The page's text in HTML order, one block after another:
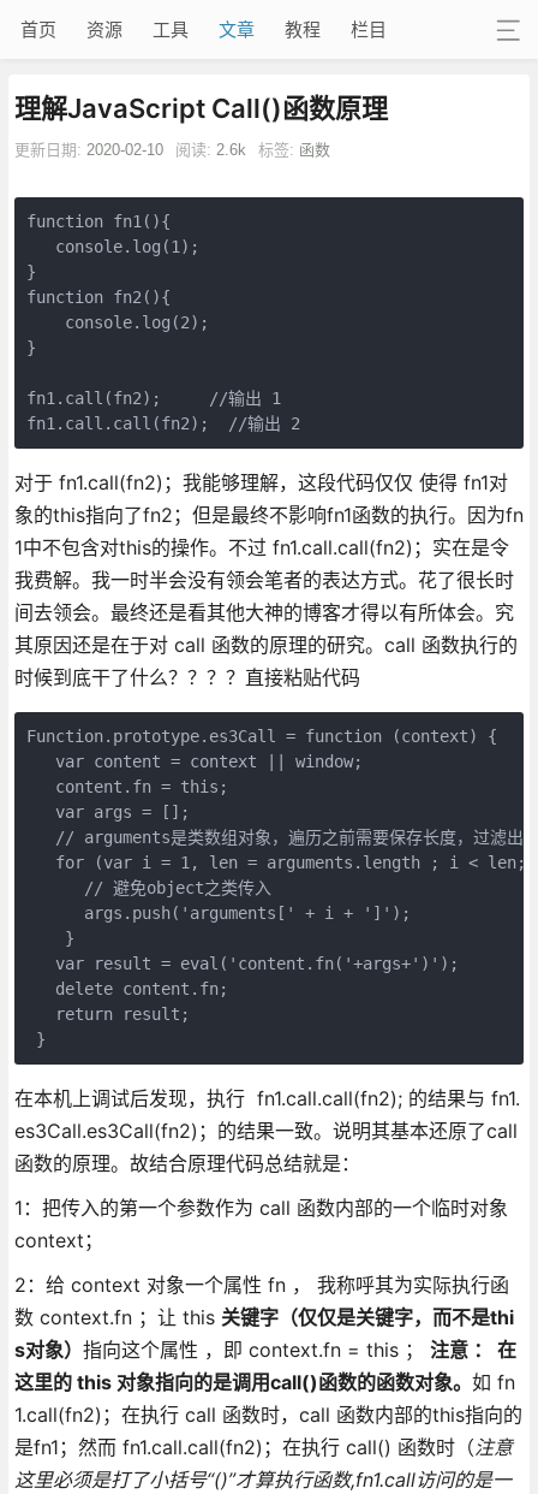
首页 资源 工具 文章 教程 栏目
理解JavaScript Call()函数原理
更新日期: 2020-02-10 阅读: 2.6k 标签: 函数
function fn1(){
   console.log(1);
}
function fn2(){
    console.log(2);
}
fn1.call(fn2);     //输出 1
fn1.call.call(fn2);  //输出 2
对于 fn1.call(fn2)；我能够理解，这段代码仅仅 使得 fn1对
象的this指向了fn2；但是最终不影响fn1函数的执行。因为fn
1中不包含对this的操作。不过 fn1.call.call(fn2)；实在是令
我费解。我一时半会没有领会笔者的表达方式。花了很长时
间去领会。最终还是看其他大神的博客才得以有所体会。究
其原因还是在于对 call 函数的原理的研究。call 函数执行的
时候到底干了什么？？？？直接粘贴代码
Function.prototype.es3Call = function (context) {
   var content = context || window;
   content.fn = this;
   var args = [];
// arguments是类数组对象，遍历之前需要保存长度，过滤出
for (var i = 1, len = arguments.length ; i < len;
      // 避免object之类传入
      args.push('arguments[' + i + ']');
    }
   var result = eval('content.fn('+args+')');
   delete content.fn;
   return result;
}
在本机上调试后发现，执行 fn1.call.call(fn2); 的结果与 fn1.
es3Call.es3Call(fn2)；的结果一致。说明其基本还原了call
函数的原理。故结合原理代码总结就是：
1：把传入的第一个参数作为 call 函数内部的一个临时对象
context；
2：给 context 对象一个属性 fn ， 我称呼其为实际执行函
数 context.fn ；让 this 关键字（仅仅是关键字，而不是thi
s对象） 指向这个属性 ，即 context.fn = this ； 注意 ： 在
这里的 this 对象指向的是调用call()函数的函数对象。 如 fn
1.call(fn2)；在执行 call 函数时，call 函数内部的this指向的
是fn1；然而 fn1.call.call(fn2)；在执行 call() 函数时（注意
这里必须是打了小括号“()”才算执行函数,fn1.call访问的是一